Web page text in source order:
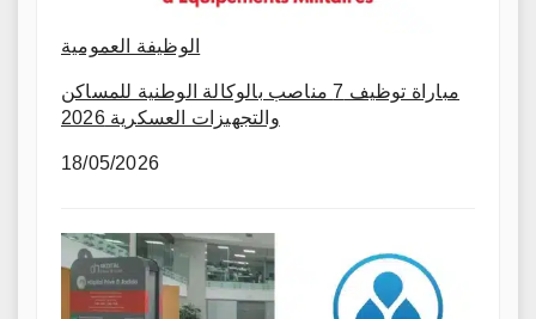
الوظيفة العمومية
مباراة توظيف 7 مناصب بالوكالة الوطنية للمساكن
والتجهيزات العسكرية 2026
18/05/2026